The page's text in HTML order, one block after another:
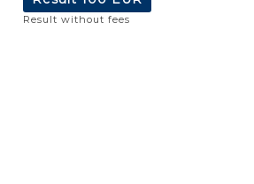
Result without fees